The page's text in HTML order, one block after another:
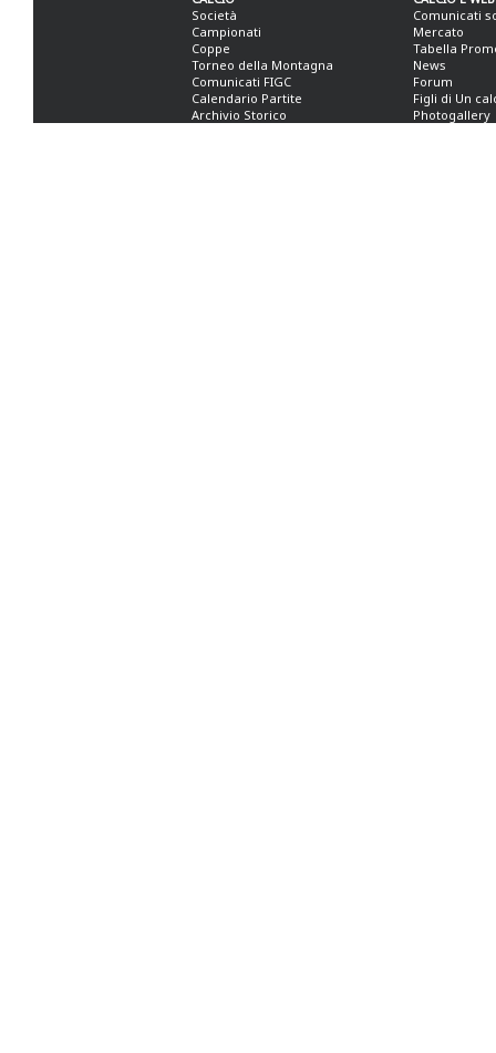
Società
Campionati
Coppe
Torneo della Montagna
Comunicati FIGC
Calendario Partite
Archivio Storico
Comunicati
Mercato
Tabella
News
Forum
Figli di Un
Photogallery